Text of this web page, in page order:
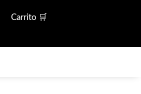
Carrito 🛒